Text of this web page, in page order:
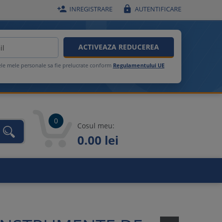
 INREGISTRARE  AUTENTIFICARE
ACTIVEAZA REDUCEREA
mele personale sa fie prelucrate conform Regulamentului UE
0
Cosul meu:
0.00 lei